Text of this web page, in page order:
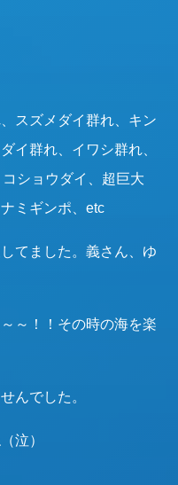
スズメダイ群れ、キン
イ群れ、イワシ群れ、
ショウダイ、超巨大
ミギンポ、etc
てました。義さん、ゆ
～！！その時の海を楽
んでした。
泣）